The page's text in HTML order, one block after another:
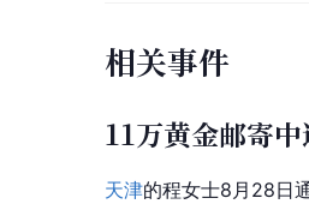
相关事件
11万黄金邮寄
天津的程女士8月28日